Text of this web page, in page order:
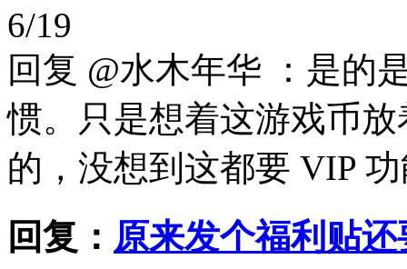
6/19
回复 @水木年华 ：是的
惯。只是想着这游戏币
的，没想到这都要 VIP
回复： 原来发个福利贴